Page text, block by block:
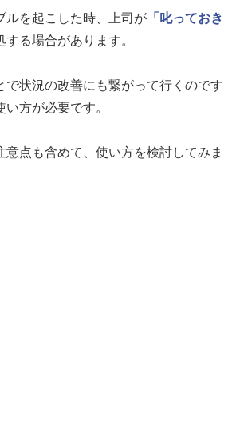
ルを起こした時、上司が 「叱っておき
する場合があります。
で状況の改善にも繋がって行くのです
方が必要です。
意点も含めて、使い方を検討してみま